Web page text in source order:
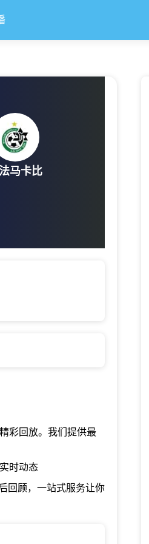
马卡比
彩回放。我们提供最
时动态
回顾，一站式服务让你